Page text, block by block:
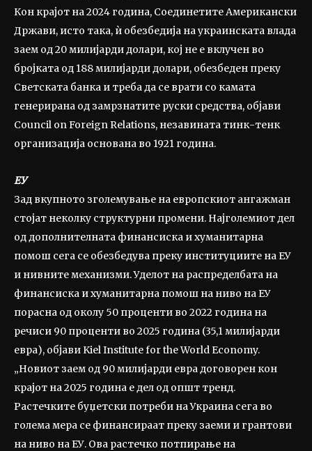
Кон крајот на 2024 година, Соединетите Американски
Држави, исто така, ѝ обезбедија на украинската влада
заем од 20 милијарди долари, кој не е вклучен во
бројката од 188 милијарди долари, обезбеден преку
Светската банка и треба да се врати со камата
генерирана од замрзнатите руски средства, објави
Council on Foreign Relations, незавината тинк-тенк
организација основана во 1921 година.
ЕУ
Зад вкупното зголемување на европскиот ангажман
стојат неколку структурни промени. Најголемиот дел
од дополнителната финансиска и хуманитарна
помош сега се обезбедува преку институциите на ЕУ
и нивните механизми. Уделот на распределбата на
финансиска и хуманитарна помош на ниво на ЕУ
порасна од околу 50 проценти во 2022 година на
речиси 90 проценти во 2025 година (35,1 милијарди
евра), објави Kiel Institute for the World Economy.
„Новиот заем од 90 милијарди евра договорен кон
крајот на 2025 година е дел од општ тренд.
Растечките буџетски потреби на Украина сега во
голема мера се финансираат преку заеми и грантови
на ниво на ЕУ. Ова растечко потпирање на